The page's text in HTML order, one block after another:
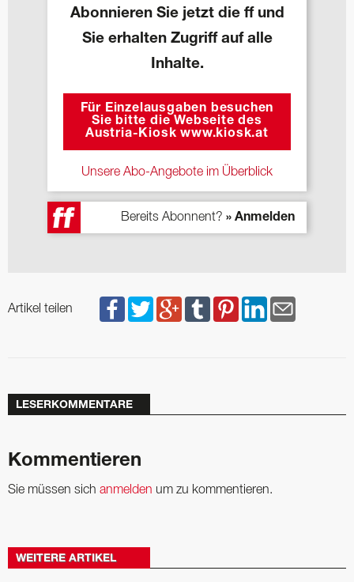
Abonnieren Sie jetzt die ff und
Sie erhalten Zugriff auf alle
Inhalte.
Für Einzelausgaben besuchen
Sie bitte die Webseite des
Austria-Kiosk www.kiosk.at
Unsere Abo-Angebote im Überblick
Bereits Abonnent? » Anmelden
Artikel teilen
LESERKOMMENTARE
Kommentieren
Sie müssen sich anmelden um zu kommentieren.
WEITERE ARTIKEL